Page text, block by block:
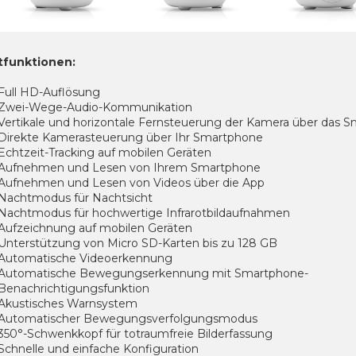
HD-Auflösung
Wege-Audio-Kommunikation
und horizontale Fernsteuerung der Kamera über das
Kamerasteuerung über Ihr Smartphone
Tracking auf mobilen Geräten
und Lesen von Ihrem Smartphone
und Lesen von Videos über die App
für Nachtsicht
für hochwertige Infrarotbildaufnahmen
auf mobilen Geräten
von Micro SD-Karten bis zu 128 GB
Videoerkennung
Bewegungserkennung mit Smartphone-
Warnsystem
Bewegungsverfolgungsmodus
Schwenkkopf für totraumfreie Bilderfassung
und einfache Konfiguration